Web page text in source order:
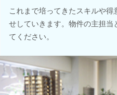
これまで培ってきたスキルや
せしていきます。物件の主担当
てください。